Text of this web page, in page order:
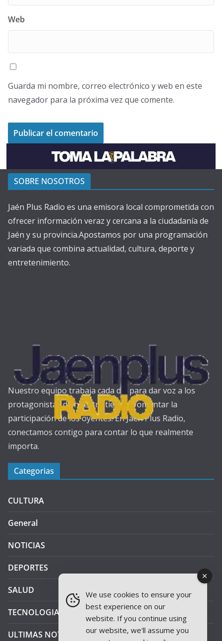
Web
Guarda mi nombre, correo electrónico y web en este
navegador para la próxima vez que comente.
SOBRE NOSOTROS
Jaén Plus Radio es una emisora local comprometida con
ofrecer información veraz y cercana a la ciudadanía de
Jaén y su provincia.Apostamos por una programación
variada que combina actualidad, cultura, deporte y
entretenimiento.
Nuestro equipo trabaja cada día para dar voz a los
protagonistas de nuestra tierra y fomentar la
participación de los oyentes. En Jaén Plus Radio,
conectamos contigo para contar lo que realmente
importa.
Categorias
CULTURA
General
NOTICIAS
DEPORTES
SALUD
TECNOLOGIA
ULTIMAS NOTICIAS
We use cookies to ensure your
best experience on our
website. If you continue using
our website, we'll assume you